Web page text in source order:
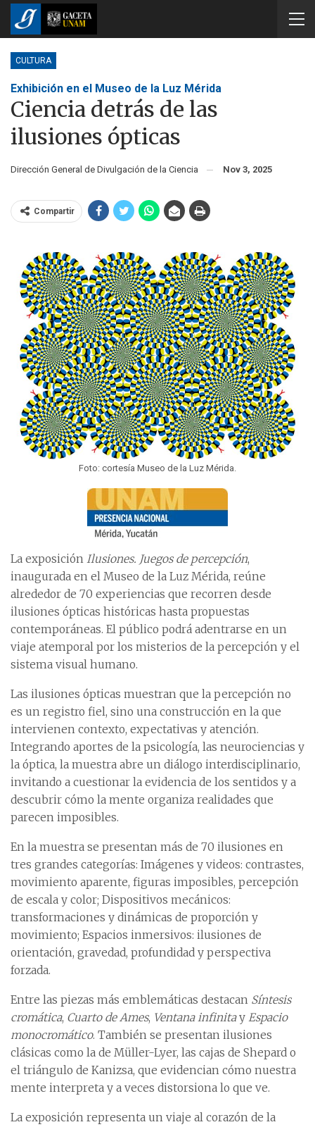
CULTURA
Exhibición en el Museo de la Luz Mérida
Ciencia detrás de las
ilusiones ópticas
Dirección General de Divulgación de la Ciencia Nov 3, 2025
Compartir
Foto: cortesía Museo de la Luz Mérida.
La exposición Ilusiones. Juegos de percepción,
inaugurada en el Museo de la Luz Mérida, reúne
alrededor de 70 experiencias que recorren desde
ilusiones ópticas históricas hasta propuestas
contemporáneas. El público podrá adentrarse en un
viaje atemporal por los misterios de la percepción y el
sistema visual humano.
Las ilusiones ópticas muestran que la percepción no
es un registro fiel, sino una construcción en la que
intervienen contexto, expectativas y atención.
Integrando aportes de la psicología, las neurociencias y
la óptica, la muestra abre un diálogo interdisciplinario,
invitando a cuestionar la evidencia de los sentidos y a
descubrir cómo la mente organiza realidades que
parecen imposibles.
En la muestra se presentan más de 70 ilusiones en
tres grandes categorías: Imágenes y videos: contrastes,
movimiento aparente, figuras imposibles, percepción
de escala y color; Dispositivos mecánicos:
transformaciones y dinámicas de proporción y
movimiento; Espacios inmersivos: ilusiones de
orientación, gravedad, profundidad y perspectiva
forzada.
Entre las piezas más emblemáticas destacan Síntesis
cromática, Cuarto de Ames, Ventana infinitay Espacio
monocromático. También se presentan ilusiones
clásicas como la de Müller-Lyer, las cajas de Shepard o
el triángulo de Kanizsa, que evidencian cómo nuestra
mente interpreta y a veces distorsiona lo que ve.
La exposición representa un viaje al corazón de la